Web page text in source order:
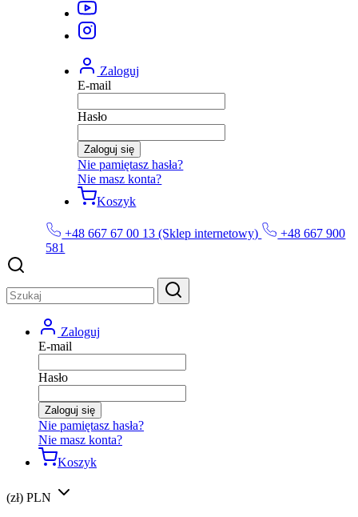
Zaloguj
E-mail
Hasło
Zaloguj się
Nie pamiętasz hasła?
Nie masz konta?
Koszyk
+48 667 67 00 13 (Sklep internetowy)
+48 667 900
581
Zaloguj
E-mail
Hasło
Zaloguj się
Nie pamiętasz hasła?
Nie masz konta?
Koszyk
(zł) PLN